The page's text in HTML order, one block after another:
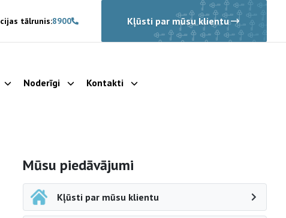
tālrunis:8900 Kļūsti par mūsu klientu
Parādīt apakšizvēlni
Noderīgi Parādīt apakšizvēlni
Kontakti Parādīt apakšizvēlni
Sāna navigācija
Mūsu piedāvājumi
Kļūsti par mūsu klientu